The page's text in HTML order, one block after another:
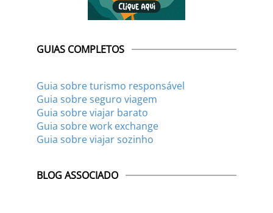
GUIAS COMPLETOS
Guia sobre turismo responsável
Guia sobre seguro viagem
Guia sobre viajar barato
Guia sobre work exchange
Guia sobre viajar sozinho
BLOG ASSOCIADO